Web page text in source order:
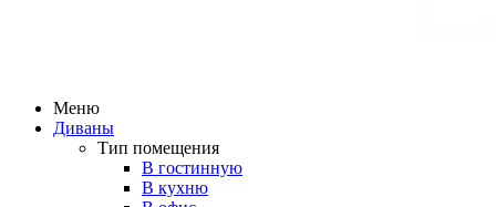
Меню
Диваны
Тип помещения
В гостинную
В кухню